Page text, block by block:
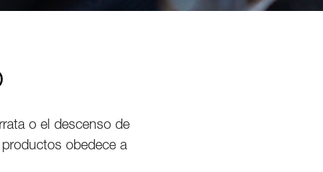
o el descenso de
obedece a